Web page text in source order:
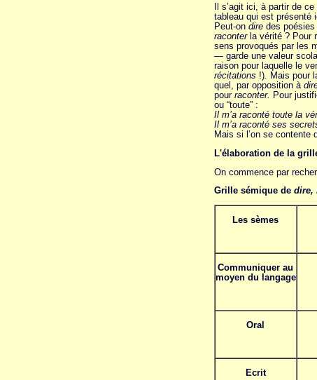
Il s’agit ici, à partir de
tableau qui est présenté
Peut-on diredes poésies
raconterla vérité ? Pour
sens provoqués par les
— garde une valeur
raison pour laquelle le
récitations !). Mais pour
quel, par opposition à
pour raconter. Pour
ou “toute” :
Il m’a raconté toute la
Il m’a raconté ses
Mais si l’on se contente
L'élaboration de la
On commence par
Grille sémique de dire,
Les sèmes
Communiquer au
moyen du langage
Oral
Ecrit